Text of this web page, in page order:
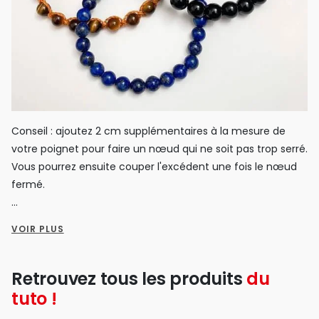
Conseil : ajoutez 2 cm supplémentaires à la mesure de
votre poignet pour faire un nœud qui ne soit pas trop serré.
Vous pourrez ensuite couper l'excédent une fois le nœud
fermé.
avec vous !
Vous avez également la possibilité de le personnaliser en
VOIR PLUS
Retrouvez tous les produits du
tuto !